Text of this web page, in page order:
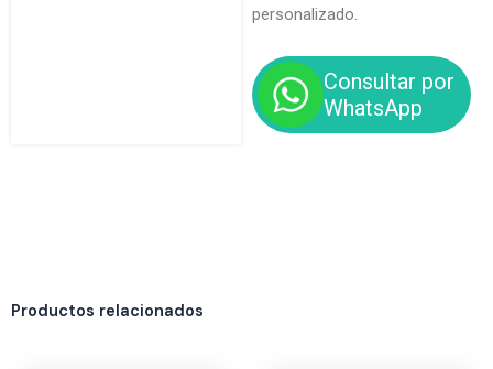
personalizado.
Consultar por
WhatsApp
Productos relacionados